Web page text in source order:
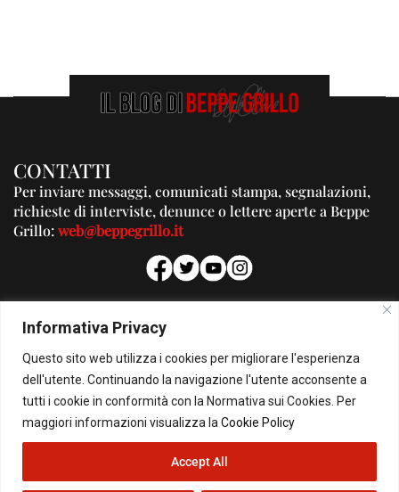
Informativa Privacy
Questo sito web utilizza i cookies per migliorare l'esperienza
dell'utente. Continuando la navigazione l'utente acconsente a
tutti i cookie in conformità con la Normativa sui Cookies. Per
maggiori informazioni visualizza la Cookie Policy
Accept All
CONTATTI
Per inviare messaggi, comunicati stampa, segnalazioni,
richieste di interviste, denunce o lettere aperte a Beppe
Grillo:web@beppegrillo.it
PUBBLICITA'
Per la tua pubblicità su questo Blog:
pubblicita@beppegrillo.it
© Copyright 2026 - Il Blog di Beppe Grillo. All Rights Reserved - Powered by
happygrafic.com